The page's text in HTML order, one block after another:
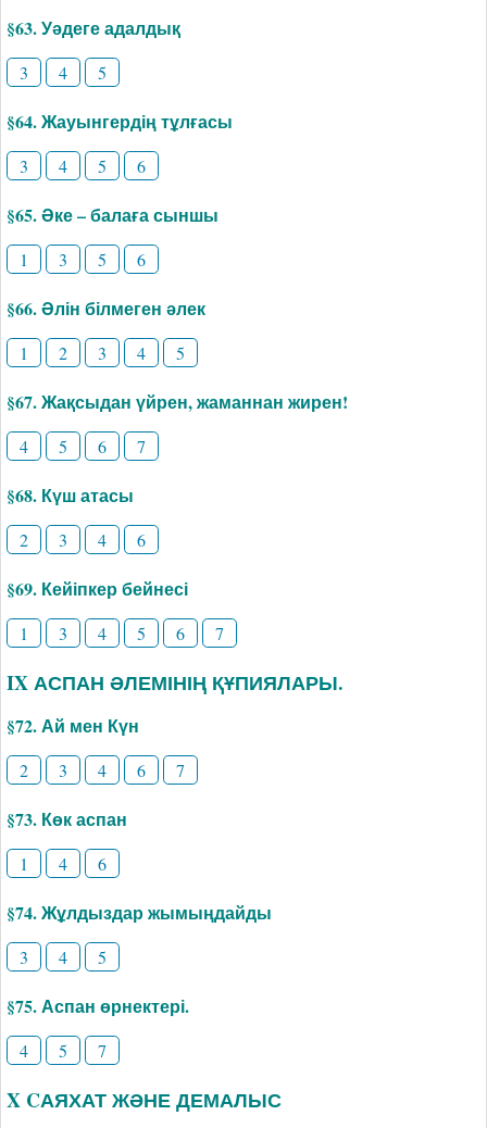
§63. Уәдеге адалдық
3 4 5
§64. Жауынгердің тұлғасы
3 4 5 6
§65. Әке – балаға сыншы
1 3 5 6
§66. Әлін білмеген әлек
1 2 3 4 5
§67. Жақсыдан үйрен, жаманнан жирен!
4 5 6 7
§68. Күш атасы
2 3 4 6
§69. Кейіпкер бейнесі
1 3 4 5 6 7
IX АСПАН ӘЛЕМІНІҢ ҚҰПИЯЛАРЫ.
§72. Ай мен Күн
2 3 4 6 7
§73. Көк аспан
1 4 6
§74. Жұлдыздар жымыңдайды
3 4 5
§75. Аспан өрнектері.
4 5 7
X CАЯХАТ ЖӘНЕ ДЕМАЛЫС